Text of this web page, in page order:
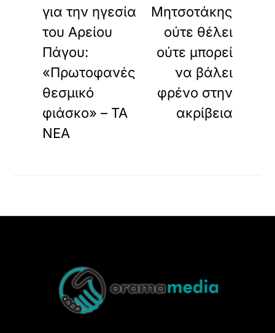
για την ηγεσία
του Αρείου
Πάγου:
«Πρωτοφανές
θεσμικό
φιάσκο» – ΤΑ
ΝΕΑ
Μητσοτάκης
ούτε θέλει
ούτε μπορεί
να βάλει
φρένο στην
ακρίβεια
Top